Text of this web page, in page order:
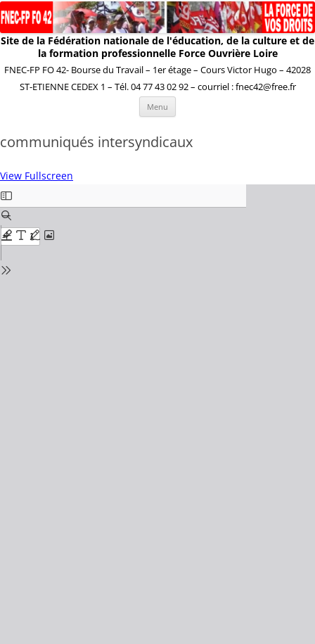
Site de la Fédération nationale de l'éducation, de la culture et de
la formation professionnelle Force Ouvrière Loire
FNEC-FP FO 42- Bourse du Travail – 1er étage – Cours Victor Hugo – 42028
ST-ETIENNE CEDEX 1 – Tél. 04 77 43 02 92 – courriel : fnec42@free.fr
Menu
communiqués intersyndicaux
View Fullscreen